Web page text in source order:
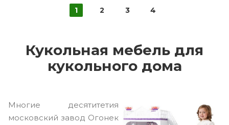
1 2 3 4
Кукольная мебель для
кукольного дома
Многие десятитетия
московский завод Огонек